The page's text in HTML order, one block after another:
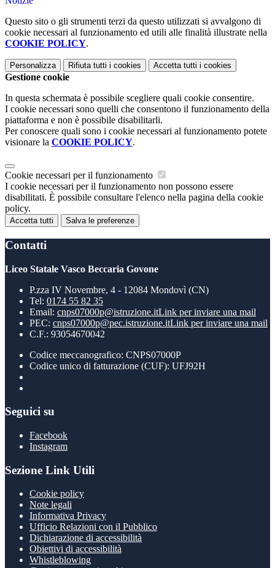
Questo sito o gli strumenti terzi da questo utilizzati si avvalgono di
cookie necessari al funzionamento ed utili alle finalità illustrate nella
COOKIE POLICY.
Personalizza Rifiuta tutti i cookies Accetta tutti i cookies
Gestione cookie
In questa schermata è possibile scegliere quali cookie consentire.
I cookie necessari sono quelli che consentono il funzionamento della
piattaforma e non è possibile disabilitarli.
Per conoscere quali sono i cookie necessari al funzionamento potete
visionare la COOKIE POLICY.
Cookie necessari per il funzionamento
I cookie necessari per il funzionamento non possono essere
disabilitati. È possibile consultare l'elenco nella pagina della cookie
policy.
Accetta tutti Salva le preferenze
Contatti
Liceo Statale Vasco Beccaria Govone
P.zza IV Novembre, 4 - 12084 Mondovì (CN)
Tel: 0174 55 82 35
Email: cnps07000p@istruzione.itLink per inviare una mail
PEC: cnps07000p@pec.istruzione.itLink per inviare una mail
C.F.: 93054670042
Codice meccanografico: CNPS07000P
Codice unico di fatturazione (CUF): UFJ92H
Seguici su
Facebook
Instagram
Sezione Link Utili
Cookie policy
Note legali
Informativa Privacy
Ufficio Relazioni con il Pubblico
Dichiarazione di accessibilità
Obiettivi di accessibilità
Whistleblowing